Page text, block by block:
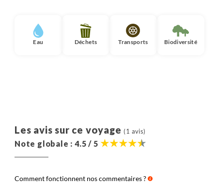
Eau Déchets Transports Biodiversité
Les avis sur ce voyage (1 avis)
Note globale : 4.5 / 5
Comment fonctionnent nos commentaires ?